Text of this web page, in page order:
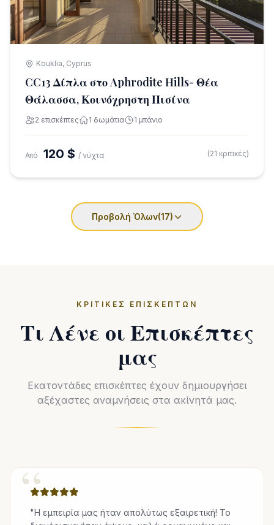
Kouklia, Cyprus
CC13 Δίπλα στο Aphrodite Hills- Θέα
Θάλασσα, Κοινόχρηστη Πισίνα
2 επισκέπτες 1 δωμάτια 1 μπάνιο
Από 120 $ / νύχτα (21 κριτικές)
Προβολή Όλων(17)
ΚΡΙΤΙΚΈΣ ΕΠΙΣΚΕΠΤΏΝ
Τι Λένε οι Επισκέπτες
μας
Εκατοντάδες επισκέπτες έχουν δημιουργήσει
αξέχαστες αναμνήσεις στα ακίνητά μας.
“"Η εμπειρία μας ήταν απολύτως εξαιρετική! Το